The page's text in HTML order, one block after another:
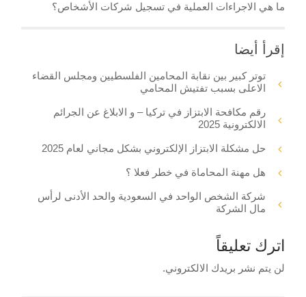
ما هي الاجراءات العملية في تسجيل شركات الأشخاص؟
إقرأ أيضا
توتر كبير بين نقابة المحامين الفلسطيين ومجلس القضاء
الاعلى بسبب تفتيش المحامي
رقم مكافحة الابتزاز في تركيا – و الابلاغ عن الجرائم
الالكترونية 2025
حل مشكلة الابتزاز الإلكتروني بشكل مجاني لعام 2025
هل مهنة المحاماة في خطر فعلا ؟
شركة الشخص الواحد في السعودية والحد الأدنى لرأس
مال الشركة
اترك تعليقاً
لن يتم نشر بريدك الالكتروني.